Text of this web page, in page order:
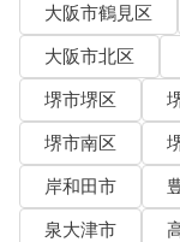
大阪市鶴見区
大阪市北区
堺市堺区
堺市南区
岸和田市
泉大津市